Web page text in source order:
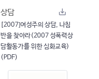
상담
[2007]여성주의 상담, 나침
반을 찾아라(2007 성폭력상
담활동가를 위한 심화교육)
(PDF)